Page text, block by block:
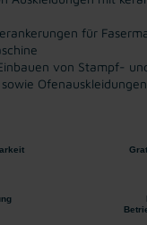
für
von Stampf-
Ofenauskleidungen